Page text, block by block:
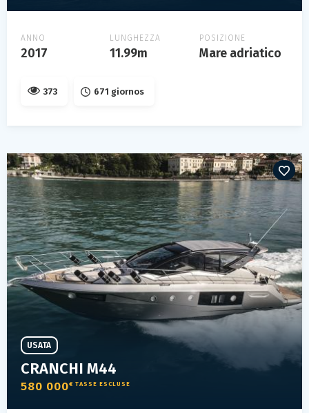
ANNO
2017
LUNGHEZZA
11.99m
POSIZIONE
Mare adriatico
373 671 giornos
CRANCHI M44
580 000€ TASSE ESCLUSE
USATA